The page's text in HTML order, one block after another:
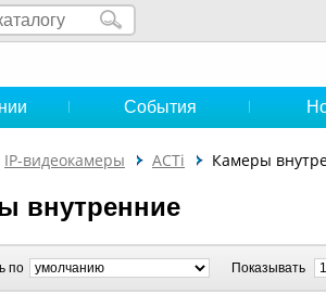
События
IP-видеокамеры ACTi Камеры
внутренние
по Показывать